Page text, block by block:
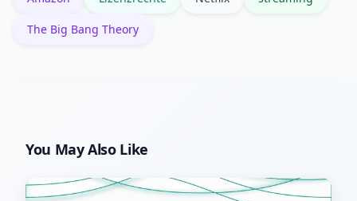
The Big Bang Theory
You May Also Like